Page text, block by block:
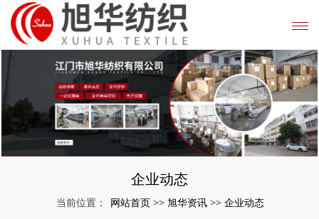
企业动态
当前位置： 网站首页 >> 旭华资讯 >> 企业动态